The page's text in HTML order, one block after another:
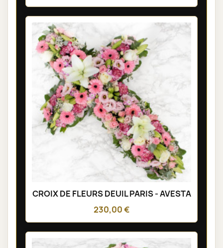
CROIX DE FLEURS DEUIL PARIS - AVESTA
230,00 €